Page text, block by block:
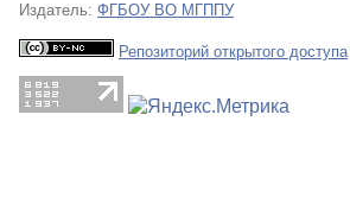
Издатель: ФГБОУ ВО МГППУ
Репозиторий открытого доступа